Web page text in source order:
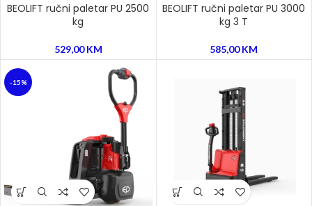
BEOLIFT ručni paletar PU 2500
kg
529,00KM
BEOLIFT ručni paletar PU 3000
kg 3 T
585,00KM
-15%